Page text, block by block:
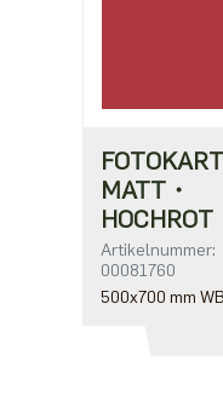
MATT・
HOCHROT
Artikelnummer:
00081760
500x700 mm WB